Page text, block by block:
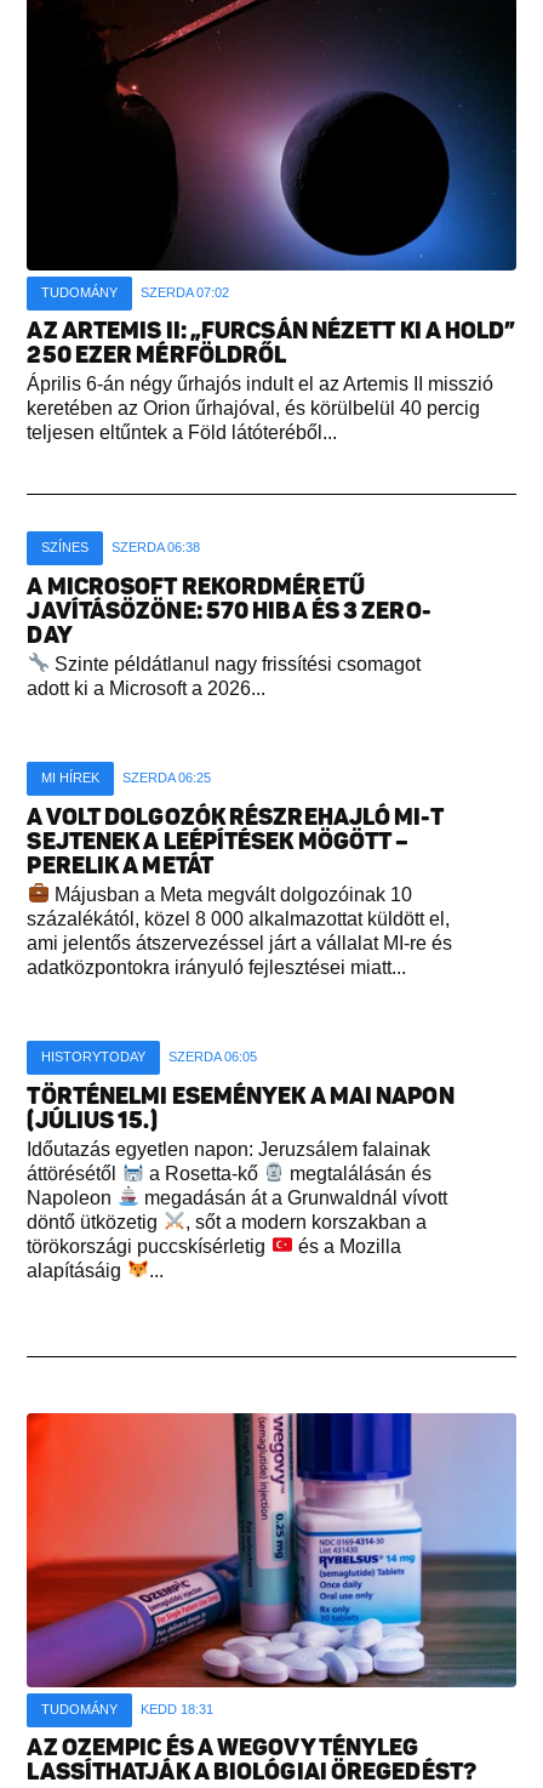
TUDOMÁNY SZERDA 07:02
AZ ARTEMIS II: „FURCSÁN NÉZETT KI A HOLD”
250 EZER MÉRFÖLDRŐL
Április 6-án négy űrhajós indult el az Artemis II misszió
keretében az Orion űrhajóval, és körülbelül 40 percig
teljesen eltűntek a Föld látóteréből...
SZÍNES SZERDA 06:38
A MICROSOFT REKORDMÉRETŰ
JAVÍTÁSÖZÖNE: 570 HIBA ÉS 3 ZERO-
DAY
Szinte példátlanul nagy frissítési csomagot
adott ki a Microsoft a 2026...
MI HÍREK SZERDA 06:25
A VOLT DOLGOZÓK RÉSZREHAJLÓ MI-T
SEJTENEK A LEÉPÍTÉSEK MÖGÖTT –
PERELIK A METÁT
Májusban a Meta megvált dolgozóinak 10
százalékától, közel 8 000 alkalmazottat küldött el,
ami jelentős átszervezéssel járt a vállalat MI-re és
adatközpontokra irányuló fejlesztései miatt...
HISTORYTODAY SZERDA 06:05
TÖRTÉNELMI ESEMÉNYEK A MAI NAPON
(JÚLIUS 15.)
Időutazás egyetlen napon: Jeruzsálem falainak
áttörésétől
a Rosetta-kő
megtalálásán és
Napoleon
megadásán át a Grunwaldnál vívott
döntő ütközetig
, sőt a modern korszakban a
törökországi puccskísérletig
és a Mozilla
alapításáig
...
TUDOMÁNY KEDD 18:31
AZ OZEMPIC ÉS A WEGOVY TÉNYLEG
LASSÍTHATJÁK A BIOLÓGIAI ÖREGEDÉST?